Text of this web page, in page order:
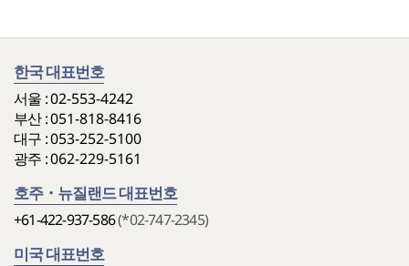
한국 대표번호
서울 :02-553-4242
부산 :051-818-8416
대구 :053-252-5100
광주 :062-229-5161
호주・뉴질랜드 대표번호
+61-422-937-586(*02-747-2345)
미국 대표번호